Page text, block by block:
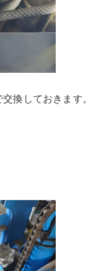
換しておきます。